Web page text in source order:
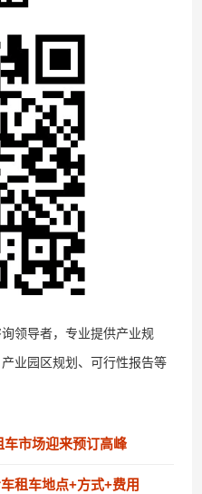
领导者，专业提供产业规
业园区规划、可行性报告等
车市场迎来预订高峰
租车地点+方式+费用